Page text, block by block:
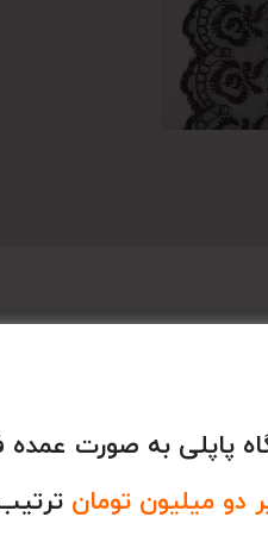
پاپلی به صورت عمده
دو میلیون تومان